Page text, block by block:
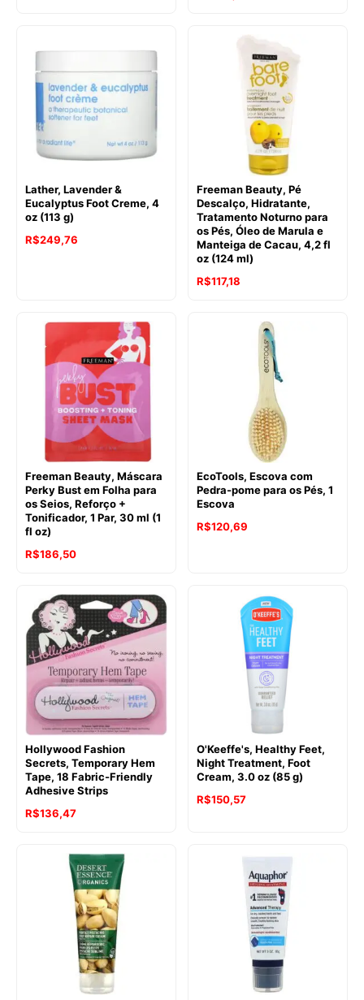
Lather, Lavender &
Eucalyptus Foot Creme, 4
oz (113 g)
R$249,76
Freeman Beauty, Pé
Descalço, Hidratante,
Tratamento Noturno para
os Pés, Óleo de Marula e
Manteiga de Cacau, 4,2 fl
oz (124 ml)
R$117,18
Freeman Beauty, Máscara
Perky Bust em Folha para
os Seios, Reforço +
Tonificador, 1 Par, 30 ml (1
fl oz)
R$186,50
EcoTools, Escova com
Pedra-pome para os Pés, 1
Escova
R$120,69
Hollywood Fashion
Secrets, Temporary Hem
Tape, 18 Fabric-Friendly
Adhesive Strips
R$136,47
O'Keeffe's, Healthy Feet,
Night Treatment, Foot
Cream, 3.0 oz (85 g)
R$150,57